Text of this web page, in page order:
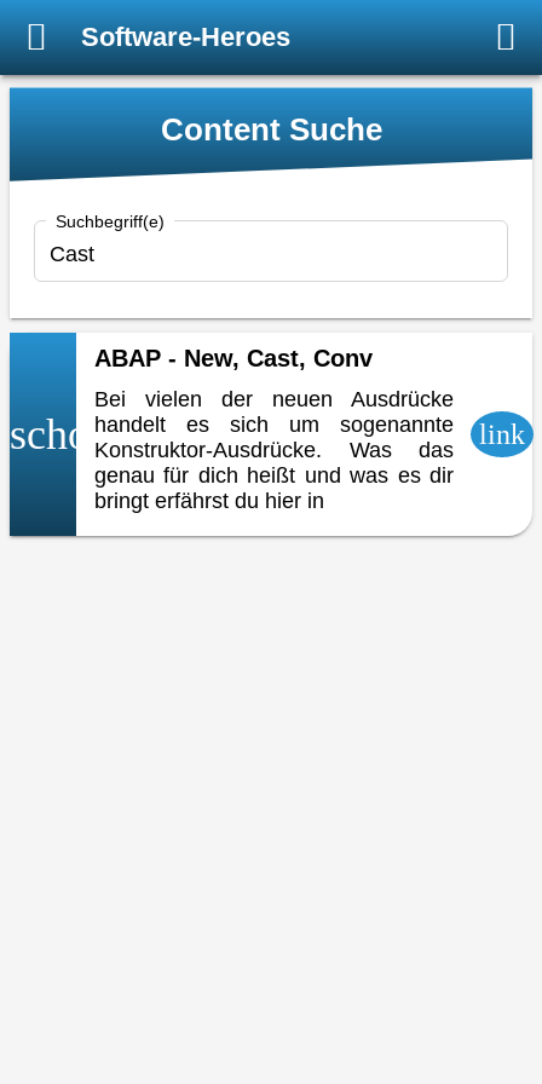
Software-Heroes
Content Suche
Suchbegriff(e)
school
ABAP - New, Cast, Conv
Bei vielen der neuen Ausdrücke
handelt es sich um sogenannte
Konstruktor-Ausdrücke. Was das
genau für dich heißt und was es dir
bringt erfährst du hier in
link